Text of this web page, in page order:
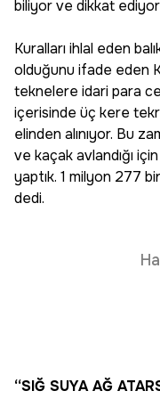
biliyor ve dikkat
Kuralları ihlal eden
olduğunu ifade eden
teknelere idari para
içerisinde üç kere
elinden alınıyor. Bu
ve kaçak avlandığı
yaptık. 1 milyon 277
dedi.
“SIĞ SUYA AĞ